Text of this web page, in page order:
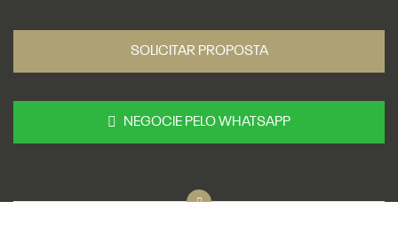
SOLICITAR PROPOSTA
NEGOCIE PELO WHATSAPP